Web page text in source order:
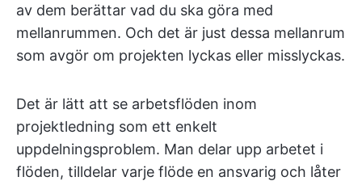
av dem berättar vad du ska göra med
mellanrummen. Och det är just dessa mellanrum
som avgör om projekten lyckas eller misslyckas.
Det är lätt att se arbetsflöden inom
projektledning som ett enkelt
uppdelningsproblem. Man delar upp arbetet i
flöden, tilldelar varje flöde en ansvarig och låter